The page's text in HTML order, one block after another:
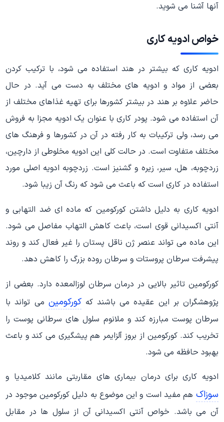
آنها آشنا می شوید.
خواص ادویه کاری
ادویه کاری که بیشتر در هند استفاده می شود، با ترکیب کردن
بعضی از مواد و ادویه های مختلف به دست می آید. در حال
حاضر علاوه بر هند در بیشتر کشورها برای تهیه غذاهای مختلف از
آن استفاده می شود. پودر کاری با عنوان یک ادویه مجزا به فروش
می رسد، ولی ترکیبات به کار رفته در آن در کشورها و فرهنگ های
مختلف متفاوت است. در حالت کلی این ادویه مخلوطی از دارچین،
زردچوبه، هل، سیر، زیره و گشنیز است. زردچوبه ادویه اصلی مورد
استفاده در کاری است که باعث می شود که رنگ آن زیبا شود.
ادویه کاری به دلیل داشتن کورکومین که ماده ای ضد التهابی و
آنتی اکسیدانی قوی است، باعث کاهش التهاب مفاصل می شود.
این ماده می تواند عنصر ژن ناقل پستان را غیر فعال کند و روند
پیشرفت سرطان پروستات و سرطان روده بزرگ را کاهش دهد.
کورکومین تاثیر بالایی در درمان سرطان لوزالمعده دارد. بعضی از
پژوهشگران بر این عقیده می باشند کهکورکومین می تواند با
سرطان پوست مبارزه کند و ملانوم سلول های سرطانی پوست را
تخریب کند. کورکومین از بروز آلزایمر هم پیشگیری می کند و باعث
بهبود حافظه می شود.
ادویه کاری برای درمان بیماری های مقاربتی مانند کلامیدیا و
سوزاک هم مفید است و این موضوع به دلیل کورکومین موجود در
آن می باشد. خواص آنتی اکسیدانی آن از سلول ها در مقابل